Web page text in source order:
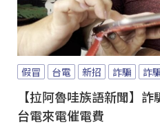
假冒 台電 新招 詐騙 詐
【拉阿魯哇族語新聞】
台電來電催電費